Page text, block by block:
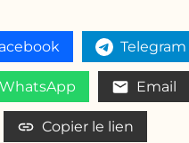
Telegram
WhatsApp Email
Copier le lien